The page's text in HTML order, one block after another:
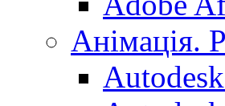
Анімація.